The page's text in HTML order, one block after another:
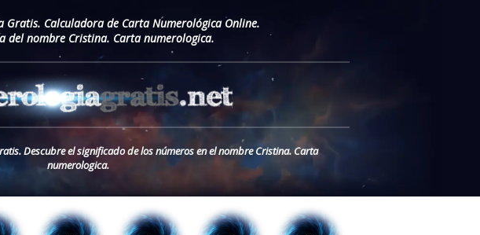
Gratis. Calculadora de Carta Numerológica Online.
del nombre Cristina. Carta numerologica.
Descubre el significado de los números en el nombre Cristina. Carta
numerologica.